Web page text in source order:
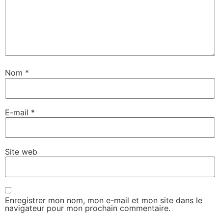
Nom *
E-mail *
Site web
Enregistrer mon nom, mon e-mail et mon site dans le
navigateur pour mon prochain commentaire.